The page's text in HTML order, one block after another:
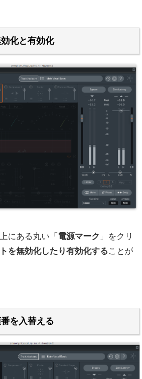
化と有効化
にある丸い「 電源マーク 」をクリ
を無効化したり有効化することが
を入替える